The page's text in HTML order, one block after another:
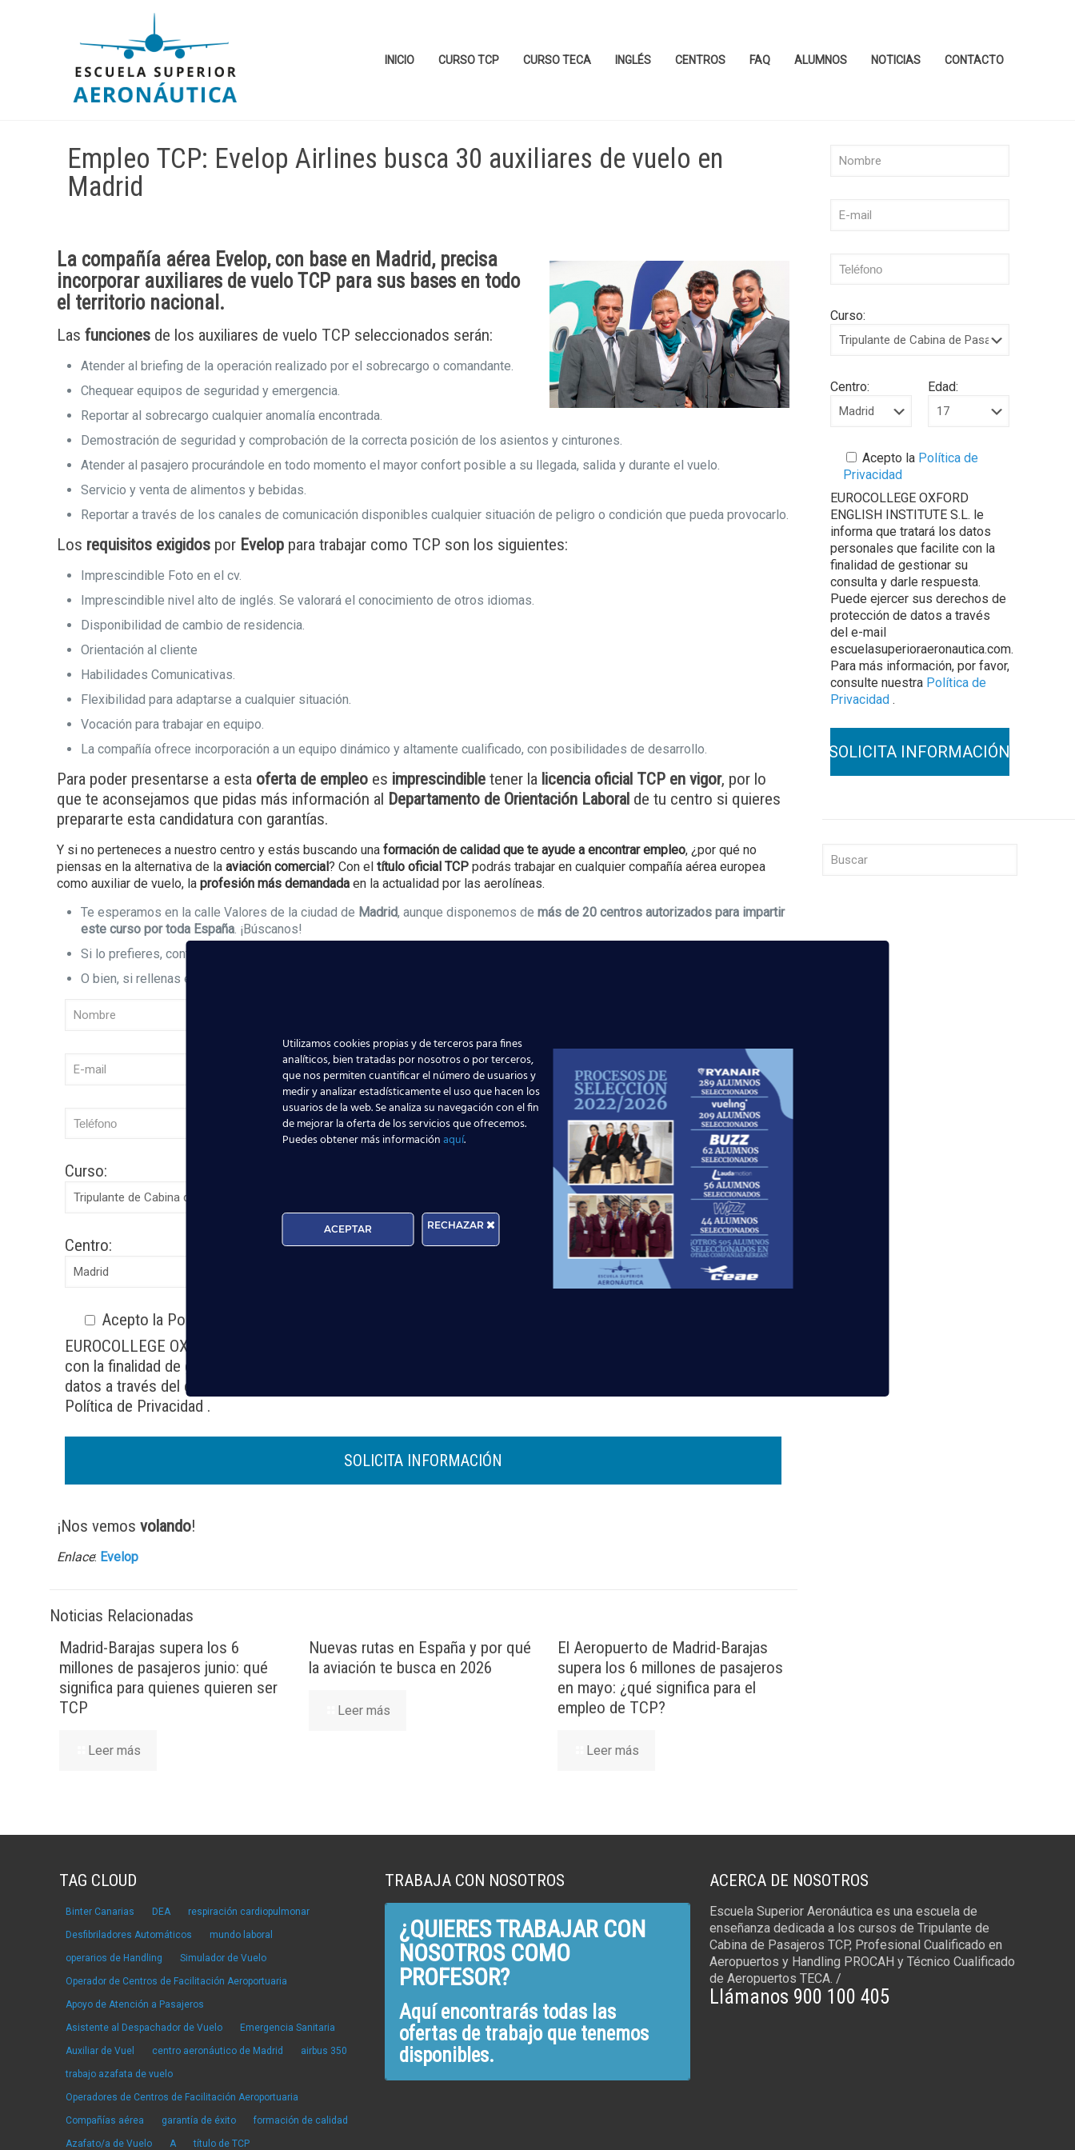
INICIO CURSO TCP CURSO TECA INGLÉS CENTROS FAQ ALUMNOS NOTICIAS CONTACTO
Empleo TCP: Evelop Airlines busca 30 auxiliares de vuelo en
Madrid
La compañía aérea Evelop, con base en Madrid, precisa
incorporar auxiliares de vuelo TCP para sus bases en todo
el territorio nacional.
Lasfunciones de los auxiliares de vuelo TCP seleccionados serán:
Atender al briefing de la operación realizado por el sobrecargo o comandante.
Chequear equipos de seguridad y emergencia.
Reportar al sobrecargo cualquier anomalía encontrada.
Demostración de seguridad y comprobación de la correcta posición de los asientos y cinturones.
Atender al pasajero procurándole en todo momento el mayor confort posible a su llegada, salida y durante el vuelo.
Servicio y venta de alimentos y bebidas.
Reportar a través de los canales de comunicación disponibles cualquier situación de peligro o condición que pueda provocarlo.
Los requisitos exigidos por Evelop para trabajar como TCP son los siguientes:
Imprescindible Foto en el cv.
Imprescindible nivel alto de inglés. Se valorará el conocimiento de otros idiomas.
Disponibilidad de cambio de residencia.
Orientación al cliente
Habilidades Comunicativas.
Flexibilidad para adaptarse a cualquier situación.
Vocación para trabajar en equipo.
La compañía ofrece incorporación a un equipo dinámico y altamente cualificado, con posibilidades de desarrollo.
Para poder presentarse a esta oferta de empleo es imprescindible tener la licencia oficial TCP en vigor, por lo
que te aconsejamos que pidas más información al Departamento de Orientación Laboral de tu centro si quieres
prepararte esta candidatura con garantías.
Y si no perteneces a nuestro centro y estás buscando una formación de calidad que te ayude a encontrar empleo, ¿por qué no
piensas en la alternativa de laaviación comercial? Con el título oficial TCP podrás trabajar en cualquier compañía aérea europea
como auxiliar de vuelo, laprofesión más demandada en la actualidad por las aerolíneas.
Te esperamos en la calle Valores de la ciudad de Madrid, aunque disponemos demás de 20 centros autorizados para impartir
este curso por toda España. ¡Búscanos!
Si lo prefieres, contacta telefónicamente a través del número de teléfono
O bien, si rellenas este
Curso:
Centro: Edad:
Acepto la Política de Privacidad
EUROCOLLEGE OXFORD ENGLISH INSTITUTE S.L. le informa que tratará los datos personales que facilite
con la finalidad de gestionar su consulta y darle respuesta. Puede ejercer sus derechos de protección de
datos a través del e-mail escuelasuperioraeronautica.com. Para más información, por favor, consulte nuestra
Política de Privacidad .
¡Nos vemosvolando!
Enlace: Evelop
Noticias Relacionadas
Madrid-Barajas supera los 6
millones de pasajeros junio: qué
significa para quienes quieren ser
TCP
Leer más
Nuevas rutas en España y por qué
la aviación te busca en 2026
Leer más
El Aeropuerto de Madrid-Barajas
supera los 6 millones de pasajeros
en mayo: ¿qué significa para el
empleo de TCP?
Leer más
Curso:
Centro: Edad:
Acepto laPolítica de
Privacidad
EUROCOLLEGE OXFORD
ENGLISH INSTITUTE S.L. le
informa que tratará los datos
personales que facilite con la
finalidad de gestionar su
consulta y darle respuesta.
Puede ejercer sus derechos de
protección de datos a través
del e-mail
escuelasuperioraeronautica.com.
Para más información, por favor,
consulte nuestra Política de
Privacidad .
TAG CLOUD
Binter Canarias DEA respiración cardiopulmonar
Desfibriladores Automáticos mundo laboral
operarios de Handling Simulador de Vuelo
Operador de Centros de Facilitación Aeroportuaria
Apoyo de Atención a Pasajeros
Asistente al Despachador de Vuelo Emergencia Sanitaria
Auxiliar de Vuel centro aeronáutico de Madrid airbus 350
trabajo azafata de vuelo
Operadores de Centros de Facilitación Aeroportuaria
Compañías aérea garantía de éxito formación de calidad
Azafato/a de Vuelo A título de TCP
TRABAJA CON NOSOTROS
¿QUIERES TRABAJAR CON
NOSOTROS COMO
PROFESOR?
Aquí encontrarás todas las
ofertas de trabajo que tenemos
disponibles.
ACERCA DE NOSOTROS
Escuela Superior Aeronáutica es una escuela de
enseñanza dedicada a los cursos de Tripulante de
Cabina de Pasajeros TCP, Profesional Cualificado en
Aeropuertos y Handling PROCAH y Técnico Cualificado
de Aeropuertos TECA. /
Llámanos 900 100 405
Utilizamos cookies propias y de terceros para fines
analíticos, bien tratadas por nosotros o por terceros,
que nos permiten cuantificar el número de usuarios y
medir y analizar estadísticamente el uso que hacen los
usuarios de la web. Se analiza su navegación con el fin
de mejorar la oferta de los servicios que ofrecemos.
Puedes obtener más informaciónaquí.
ACEPTAR RECHAZAR